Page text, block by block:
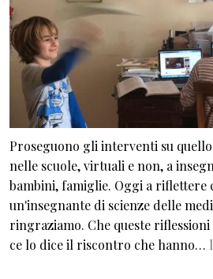
Proseguono gli interventi su
nelle scuole, virtuali e non, a
bambini, famiglie. Oggi a riflettere
un'insegnante di scienze delle
ringraziamo. Che queste
ce lo dice il riscontro che hanno…